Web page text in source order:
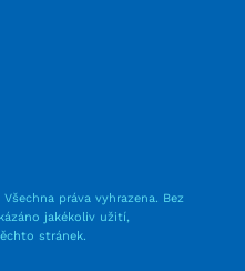
Všechna práva vyhrazena. Bez
jakékoliv užití,
stránek.